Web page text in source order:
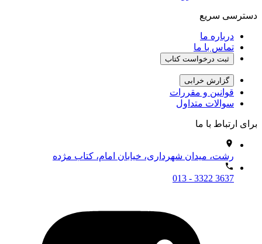
دسترسی سریع
درباره ما
تماس با ما
ثبت درخواست کتاب
گزارش خرابی
قوانین و مقررات
سوالات متداول
برای ارتباط با ما
رشت، میدان شهرداری، خیابان امام، کتاب مژده
013 - 3322 3637